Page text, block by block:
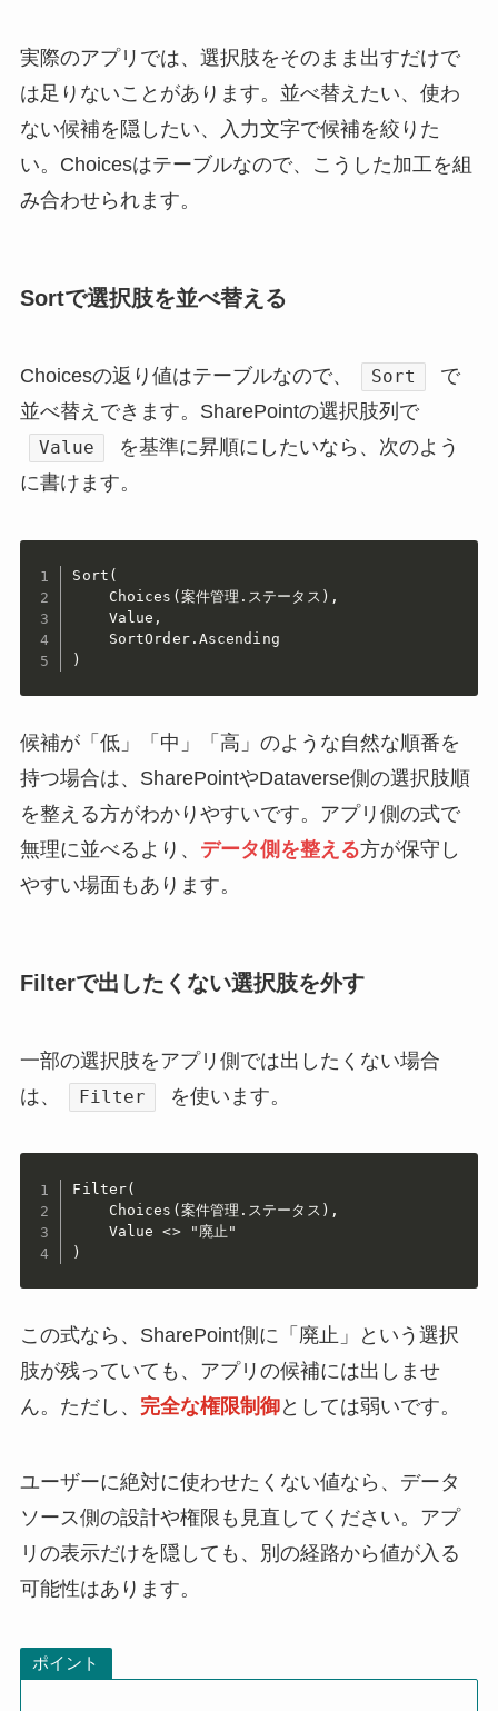
実際のアプリでは、選択肢をそのまま出すだけで
は足りないことがあります。並べ替えたい、使わ
ない候補を隠したい、入力文字で候補を絞りた
い。Choicesはテーブルなので、こうした加工を組
み合わせられます。
Sortで選択肢を並べ替える
Choicesの返り値はテーブルなので、 Sort
で
並べ替えできます。SharePointの選択肢列で
Value
を基準に昇順にしたいなら、次のよう
に書けます。
Sort(
    Choices(案件管理.ステータス),
    Value,
    SortOrder.Ascending
)
候補が「低」「中」「高」のような自然な順番を
持つ場合は、SharePointやDataverse側の選択肢順
を整える方がわかりやすいです。アプリ側の式で
無理に並べるより、 データ側を整える方が保守し
やすい場面もあります。
Filterで出したくない選択肢を外す
一部の選択肢をアプリ側では出したくない場合
は、
Filter を使います。
Filter(
    Choices(案件管理.ステータス),
    Value <> "廃止"
)
この式なら、SharePoint側に「廃止」という選択
肢が残っていても、アプリの候補には出しませ
ん。ただし、 完全な権限制御としては弱いです。
ユーザーに絶対に使わせたくない値なら、データ
ソース側の設計や権限も見直してください。アプ
リの表示だけを隠しても、別の経路から値が入る
可能性はあります。
ポイント